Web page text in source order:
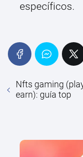
específicos.
Nfts gaming
earn): guía top